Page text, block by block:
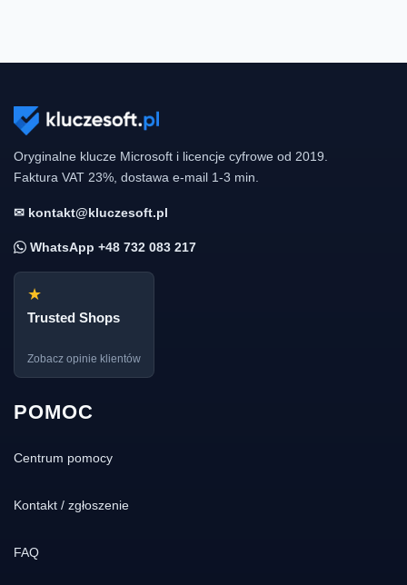
Oryginalne klucze Microsoft i licencje cyfrowe od 2019.
Faktura VAT 23%, dostawa e-mail 1-3 min.
✉ kontakt@kluczesoft.pl
WhatsApp +48 732 083 217
★
Trusted Shops
Zobacz opinie klientów
POMOC
Centrum pomocy
Kontakt / zgłoszenie
FAQ